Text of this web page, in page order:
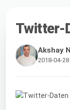
Twitter-
Akshay
2018-04-28